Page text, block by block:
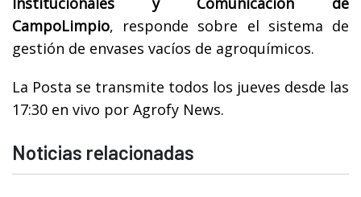
CampoLimpio, responde sobre el sistema de
gestión de envases vacíos de agroquímicos.
La Posta se transmite todos los jueves desde las
17:30 en vivo por Agrofy News.
Noticias relacionadas